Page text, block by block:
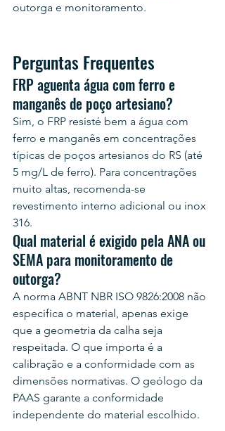
outorga e monitoramento.
Perguntas Frequentes
FRP aguenta água com ferro e
manganês de poço artesiano?
Sim, o FRP resisté bem a água com
ferro e manganês em concentrações
típicas de poços artesianos do RS (até
5 mg/L de ferro). Para concentrações
muito altas, recomenda-se
revestimento interno adicional ou inox
316.
Qual material é exigido pela ANA ou
SEMA para monitoramento de
outorga?
A norma ABNT NBR ISO 9826:2008 não
especifica o material, apenas exige
que a geometria da calha seja
respeitada. O que importa é a
calibração e a conformidade com as
dimensões normativas. O geólogo da
PAAS garante a conformidade
independente do material escolhido.